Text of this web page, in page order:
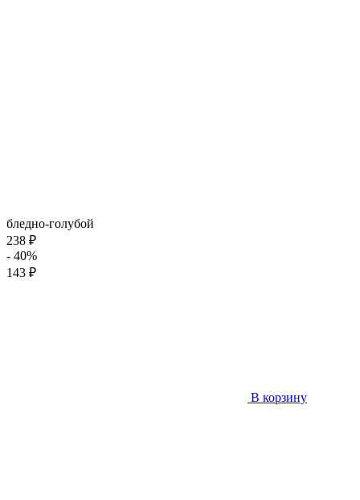
бледно-голубой
238 ₽
- 40%
143 ₽
В корзину